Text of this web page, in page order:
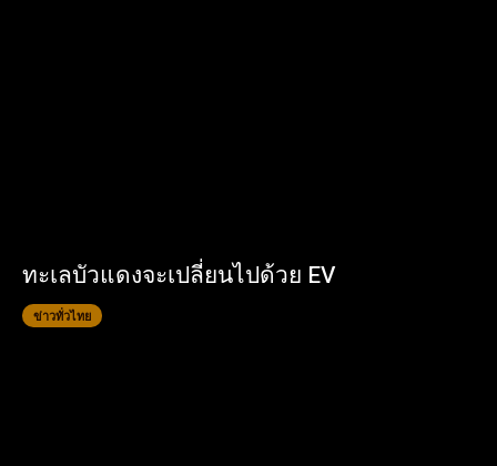
ทะเลบัวแดงจะเปลี่ยนไปด้วย EV
ข่าวทั่วไทย